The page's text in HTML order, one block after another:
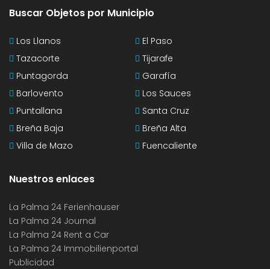
Buscar Objetos por Municipio
Los Llanos
El Paso
Tazacorte
Tijarafe
Puntagorda
Garafía
Barlovento
Los Sauces
Puntallana
Santa Cruz
Breña Baja
Breña Alta
Villa de Mazo
Fuencaliente
Nuestros enlaces
La Palma 24 Ferienhauser
La Palma 24 Journal
La Palma 24 Rent a Car
La Palma 24 Immobilienportal
Publicidad